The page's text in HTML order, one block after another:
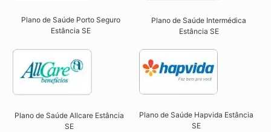
Plano de Saúde Porto Seguro
Estância SE​
Plano de Saúde Intermédica
Estância SE​
Plano de Saúde Allcare Estância
SE​
Plano de Saúde Hapvida Estância
SE​